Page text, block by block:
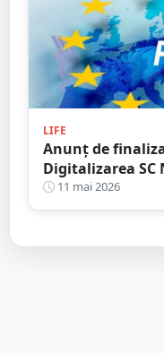
LIFE
Anunț de
Digitalizarea SC
11 mai 2026